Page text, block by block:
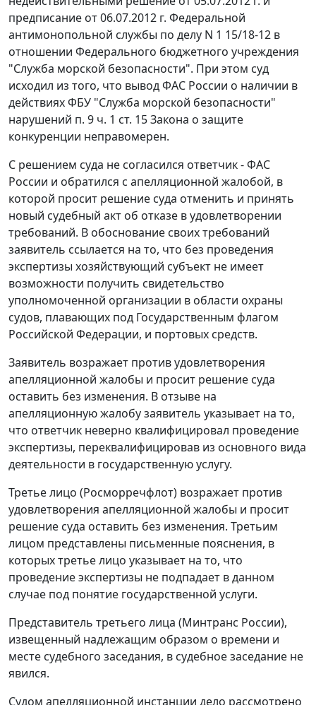
предписание от 06.07.2012 г. Федеральной
антимонопольной службы по делу N 1 15/18-12 в
отношении Федерального бюджетного учреждения
"Служба морской безопасности". При этом суд
исходил из того, что вывод ФАС России о наличии в
действиях ФБУ "Служба морской безопасности"
нарушений п. 9 ч. 1 ст. 15Закона о защите
конкуренции неправомерен.
С решением суда не согласился ответчик - ФАС
России и обратился с апелляционной жалобой, в
которой просит решение суда отменить и принять
новый судебный акт об отказе в удовлетворении
требований. В обоснование своих требований
заявитель ссылается на то, что без проведения
экспертизы хозяйствующий субъект не имеет
возможности получить свидетельство
уполномоченной организации в области охраны
судов, плавающих под Государственным флагом
Российской Федерации, и портовых средств.
Заявитель возражает против удовлетворения
апелляционной жалобы и просит решение суда
оставить без изменения. В отзыве на
апелляционную жалобу заявитель указывает на то,
что ответчик неверно квалифицировал проведение
экспертизы, переквалифицировав из основного вида
деятельности в государственную услугу.
Третье лицо (Росморречфлот) возражает против
удовлетворения апелляционной жалобы и просит
решение суда оставить без изменения. Третьим
лицом представлены письменные пояснения, в
которых третье лицо указывает на то, что
проведение экспертизы не подпадает в данном
случае под понятие государственной услуги.
Представитель третьего лица (Минтранс России),
извещенный надлежащим образом о времени и
месте судебного заседания, в судебное заседание не
явился.
Судом апелляционной инстанции дело рассмотрено